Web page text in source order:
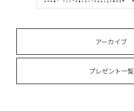
アーカイブ
プレゼント一覧